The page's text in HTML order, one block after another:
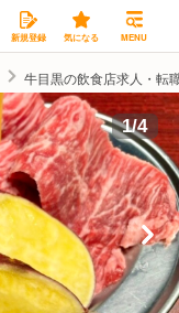
新規登録 気になる MENU
牛目黒の飲食店求人・転
1/4